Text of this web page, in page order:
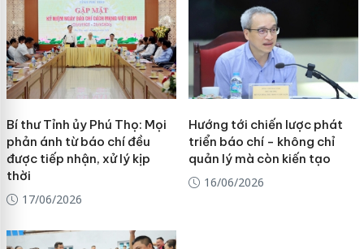
Bí thư Tỉnh ủy Phú Thọ: Mọi
phản ánh từ báo chí đều
được tiếp nhận, xử lý kịp
thời
17/06/2026
Hướng tới chiến lược phát
triển báo chí - không chỉ
quản lý mà còn kiến tạo
16/06/2026